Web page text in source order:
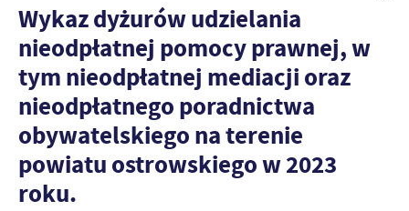
Wykaz dyżurów udzielania
nieodpłatnej pomocy prawnej, w
tym nieodpłatnej mediacji oraz
nieodpłatnego poradnictwa
obywatelskiego na terenie
powiatu ostrowskiego w 2023
roku.